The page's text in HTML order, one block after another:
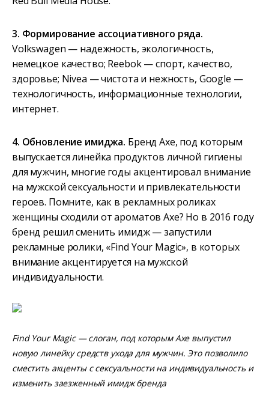
3. Формирование ассоциативного ряда.
Volkswagen — надежность, экологичность,
немецкое качество; Reebok — спорт, качество,
здоровье; Nivea — чистота и нежность, Google —
технологичность, информационные технологии,
интернет.
4. Обновление имиджа. Бренд Axe, под которым
выпускается линейка продуктов личной гигиены
для мужчин, многие годы акцентировал внимание
на мужской сексуальности и привлекательности
героев. Помните, как в рекламных роликах
женщины сходили от ароматов Axe? Но в 2016 году
бренд решил сменить имидж — запустили
рекламные ролики, «Find Your Magic», в которых
внимание акцентируется на мужской
индивидуальности.
Find Your Magic — слоган, под которым Axe выпустил
новую линейку средств ухода для мужчин. Это позволило
сместить акценты с сексуальности на индивидуальность и
изменить заезженный имидж бренда